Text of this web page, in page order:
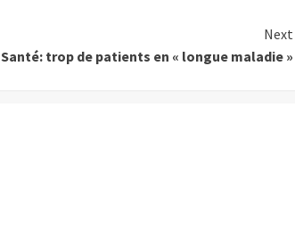
Next
Santé: trop de patients en « longue maladie »